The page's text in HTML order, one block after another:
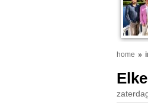
home